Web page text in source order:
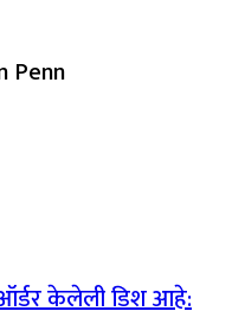
Penn